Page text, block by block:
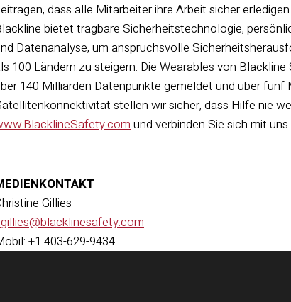
dass alle Mitarbeiter ihre Arbeit sicher
bietet tragbare Sicherheitstechnologie,
Datenanalyse, um anspruchsvolle
100 Ländern zu steigern. Die Wearables von
140 Milliarden Datenpunkte gemeldet und über
stellen wir sicher, dass Hilfe nie
und verbinden Sie sich mit
Gillies
+1 403-629-9434